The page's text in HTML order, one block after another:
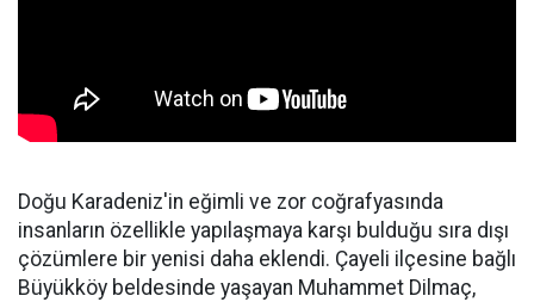
Doğu Karadeniz'in eğimli ve zor coğrafyasında
insanların özellikle yapılaşmaya karşı bulduğu sıra dışı
çözümlere bir yenisi daha eklendi. Çayeli ilçesine bağlı
Büyükköy beldesinde yaşayan Muhammet Dilmaç,